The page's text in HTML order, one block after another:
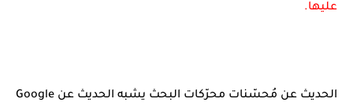
عليها.
الحديث عن مُحسّنات محرّكات البحث يشبه الحديث عن Google